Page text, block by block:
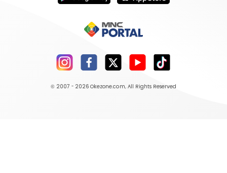
© 2007 - 2026 Okezone.com, All Rights Reserved